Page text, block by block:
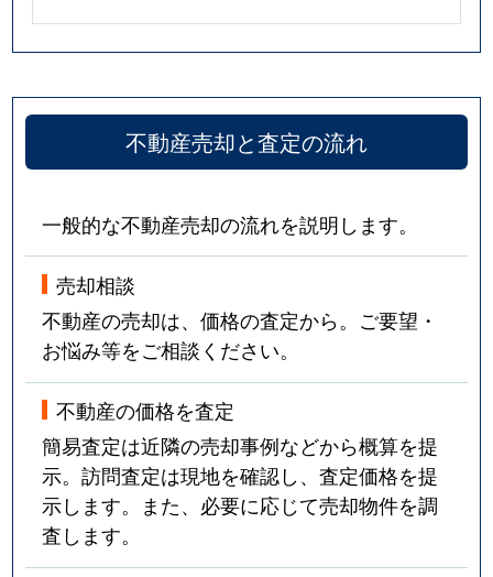
不動産売却と査定の流れ
一般的な不動産売却の流れを説明します。
売却相談
不動産の売却は、価格の査定から。ご要望・
お悩み等をご相談ください。
不動産の価格を査定
簡易査定は近隣の売却事例などから概算を提
示。訪問査定は現地を確認し、査定価格を提
示します。また、必要に応じて売却物件を調
査します。